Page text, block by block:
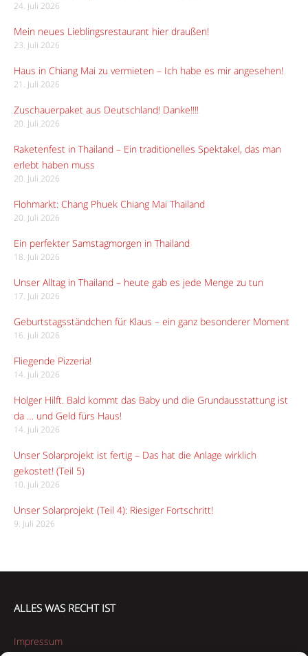
24. Juli 2026
Mein neues Lieblingsrestaurant hier draußen!
23. Juli 2026
Haus in Chiang Mai zu vermieten – Ich habe es mir angesehen!
21. Juli 2026
Zuschauerpaket aus Deutschland! Danke!!!!
20. Juli 2026
Raketenfest in Thailand – Ein traditionelles Spektakel, das man
erlebt haben muss
20. Juli 2026
Flohmarkt: Chang Phuek Chiang Mai Thailand
20. Juli 2026
Ein perfekter Samstagmorgen in Thailand
18. Juli 2026
Unser Alltag in Thailand – heute gab es jede Menge zu tun
17. Juli 2026
Geburtstagsständchen für Klaus – ein ganz besonderer Moment
16. Juli 2026
Fliegende Pizzeria!
14. Juli 2026
Holger Hilft. Bald kommt das Baby und die Grundausstattung ist
da … und Geld fürs Haus!
14. Juli 2026
Unser Solarprojekt ist fertig – Das hat die Anlage wirklich
gekostet! (Teil 5)
10. Juli 2026
Unser Solarprojekt (Teil 4): Riesiger Fortschritt!
9. Juli 2026
ALLES WAS RECHT IST
Impressum